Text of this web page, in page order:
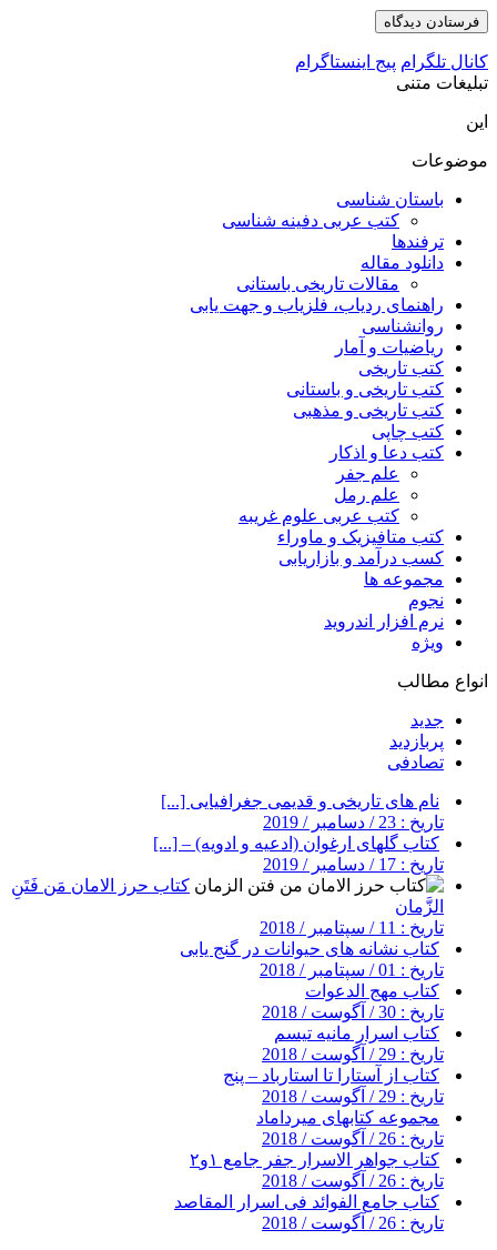
کانال تلگرام پیج اینستاگرام
تبلیغات متنی
این
موضوعات
باستان شناسی
کتب عربی دفینه شناسی
ترفندها
دانلود مقاله
مقالات تاریخی باستانی
راهنمای ردیاب، فلزیاب و جهت یابی
روانشناسی
ریاضیات و آمار
کتب تاریخی
کتب تاریخی و باستانی
کتب تاریخی و مذهبی
کتب چاپی
کتب دعا و اذکار
علم جفر
علم رمل
کتب عربی علوم غریبه
کتب متافیزیک و ماوراء
کسب درآمد و بازاریابی
مجموعه ها
نجوم
نرم افزار اندروید
ویژه
انواع مطالب
جدید
پربازدید
تصادفی
نام های تاریخی و قدیمی جغرافیایی [...]
تاریخ : 23 / دسامبر / 2019
کتاب گلهای ارغوان (ادعیه و ادویه) – [...]
تاریخ : 17 / دسامبر / 2019
کتاب حرز الامان مَن فَتَنِ
الزَّمان
تاریخ : 11 / سپتامبر / 2018
کتاب نشانه های حیوانات در گنج یابی
تاریخ : 01 / سپتامبر / 2018
کتاب مهج الدعوات
تاریخ : 30 / آگوست / 2018
کتاب اسرار مانیه تیسم
تاریخ : 29 / آگوست / 2018
کتاب از آستارا تا استارباد – پنج
تاریخ : 29 / آگوست / 2018
مجموعه کتابهای میرداماد
تاریخ : 26 / آگوست / 2018
کتاب جواهر الاسرار جفر جامع ۱و۲
تاریخ : 26 / آگوست / 2018
کتاب جامع الفوائد فی اسرار المقاصد
تاریخ : 26 / آگوست / 2018